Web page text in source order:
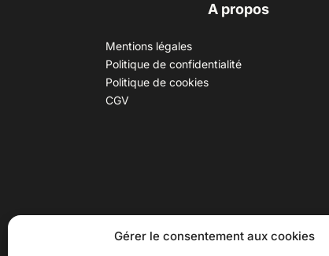
Gérer le consentement aux cookies
A propos
Mentions légales
Politique de confidentialité
Politique de cookies
CGV
30 B rue Dr Rebatel, 69003 Lyon